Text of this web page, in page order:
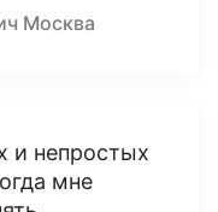
Москва
и непростых
мне